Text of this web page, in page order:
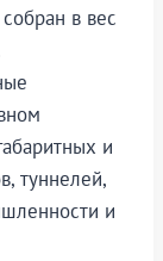
в вес
и
туннелей,
и